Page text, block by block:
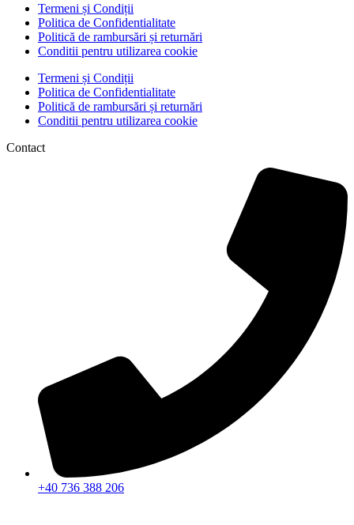
Termeni și Condiții
Politica de Confidentialitate
Politică de rambursări și returnări
Conditii pentru utilizarea cookie
Termeni și Condiții
Politica de Confidentialitate
Politică de rambursări și returnări
Conditii pentru utilizarea cookie
Contact
+40 736 388 206